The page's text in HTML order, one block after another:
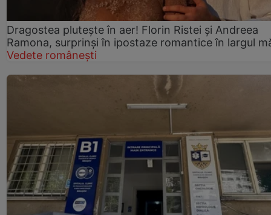
Dragostea plutește în aer! Florin Ristei și Andreea
Ramona, surprinși în ipostaze romantice în largul
Vedete românești